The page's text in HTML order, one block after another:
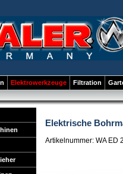
Elektrowerkzeuge Filtration
Elektrische
Artikelnummer: WA ED